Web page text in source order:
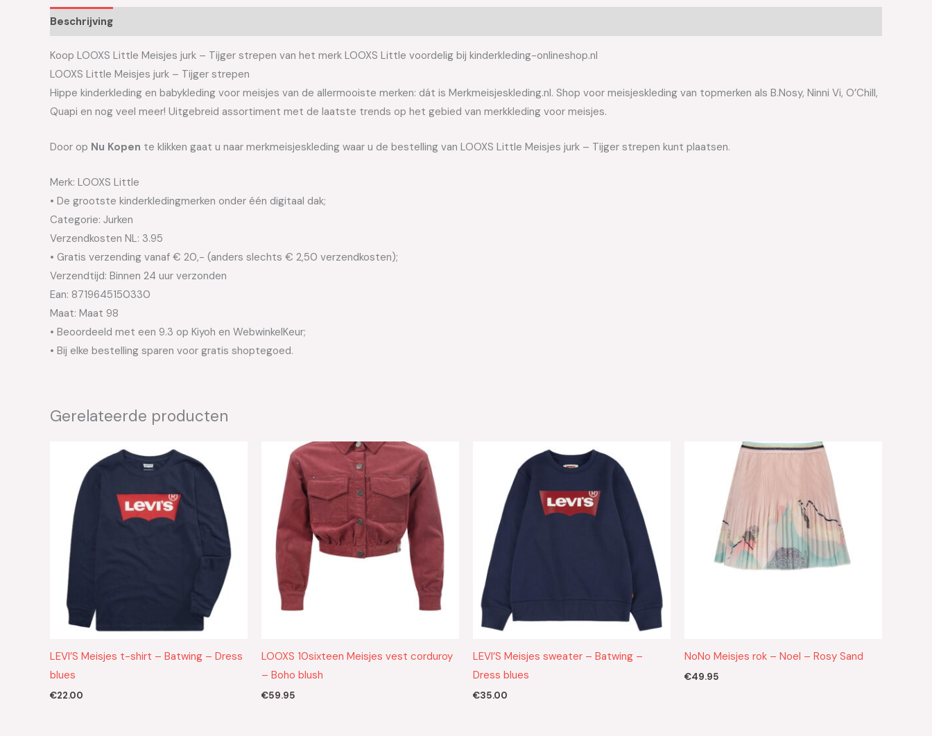
Beschrijving
Koop LOOXS Little Meisjes jurk – Tijger strepen van het merk LOOXS Little voordelig bij kinderkleding-onlineshop.nl
LOOXS Little Meisjes jurk – Tijger strepen
Hippe kinderkleding en babykleding voor meisjes van de allermooiste merken: dát is Merkmeisjeskleding.nl. Shop voor meisjeskleding van topmerken als B.Nosy, Ninni Vi, O’Chill,
Quapi en nog veel meer! Uitgebreid assortiment met de laatste trends op het gebied van merkkleding voor meisjes.
Door op Nu Kopen te klikken gaat u naar merkmeisjeskleding waar u de bestelling van LOOXS Little Meisjes jurk – Tijger strepen kunt plaatsen.
Merk: LOOXS Little
• De grootste kinderkledingmerken onder één digitaal dak;
Categorie: Jurken
Verzendkosten NL: 3.95
• Gratis verzending vanaf € 20,- (anders slechts € 2,50 verzendkosten);
Verzendtijd: Binnen 24 uur verzonden
Ean: 8719645150330
Maat: Maat 98
• Beoordeeld met een 9.3 op Kiyoh en WebwinkelKeur;
• Bij elke bestelling sparen voor gratis shoptegoed.
Gerelateerde producten
LEVI’S Meisjes t-shirt – Batwing – Dress
blues
€22.00
LOOXS 10sixteen Meisjes vest corduroy
– Boho blush
€59.95
LEVI’S Meisjes sweater – Batwing –
Dress blues
€35.00
NoNo Meisjes rok – Noel – Rosy Sand
€49.95